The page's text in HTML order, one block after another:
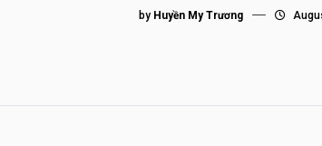
nhân vật gắn bó lâu
by Huyền My Trương